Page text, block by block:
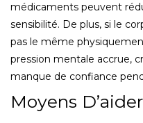
médicaments peuvent
sensibilité. De plus, si le
pas le même
pression mentale accrue,
manque de confiance
Moyens